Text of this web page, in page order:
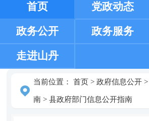
首页 党政动态
政务公开 政务服务
走进山丹
当前位置： 首页> 政府信息公开>
南> 县政府部门信息公开指南